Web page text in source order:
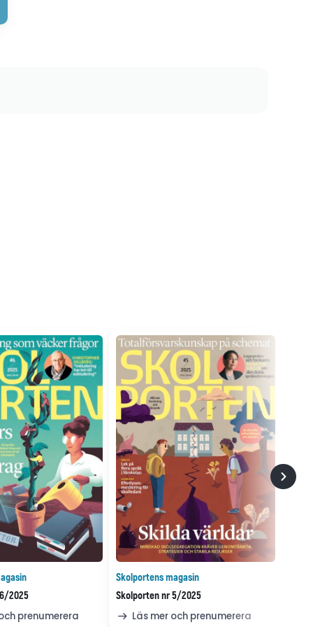
2025
prenumerera
Skolportens magasin
Skolporten nr 5/2025
Läs mer och prenumerera